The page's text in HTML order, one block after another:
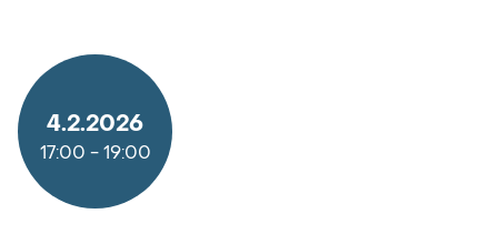
4.2.2026
17:00 -19:00